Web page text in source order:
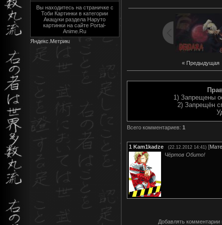
Вы находитесь на страничке с
Тоби Картинки в категории
Акацуки раздела Наруто
картинки на сайте Portal-
Anime.Ru
« Предыдущая
1) Запрещены
2) Запрещён
Всего комментариев: 1
1 Kam1kadze (22.12.2012 14:41) [
Чёртов Обито!
Добавлять комментарии